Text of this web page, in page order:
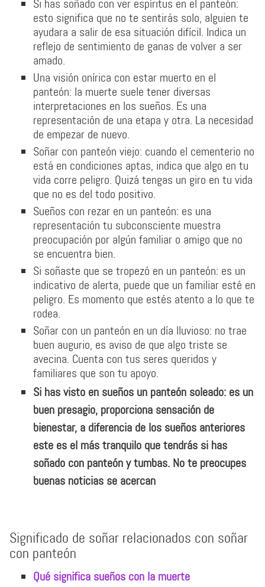
Si has soñado con ver espíritus en el panteón:
esto significa que no te sentirás solo, alguien te
ayudara a salir de esa situación difícil. Indica un
reflejo de sentimiento de ganas de volver a ser
amado.
Una visión onírica con estar muerto en el
panteón: la muerte suele tener diversas
interpretaciones en los sueños. Es una
representación de una etapa y otra. La necesidad
de empezar de nuevo.
Soñar con panteón viejo: cuando el cementerio no
está en condiciones aptas, indica que algo en tu
vida corre peligro. Quizá tengas un giro en tu vida
que no es del todo positivo.
Sueños con rezar en un panteón: es una
representación tu subconsciente muestra
preocupación por algún familiar o amigo que no
se encuentra bien.
Si soñaste que se tropezó en un panteón: es un
indicativo de alerta, puede que un familiar esté en
peligro. Es momento que estés atento a lo que te
rodea.
Soñar con un panteón en un día lluvioso: no trae
buen augurio, es aviso de que algo triste se
avecina. Cuenta con tus seres queridos y
familiares que son tu apoyo.
Si has visto en sueños un panteón soleado: es un
buen presagio, proporciona sensación de
bienestar, a diferencia de los sueños anteriores
este es el más tranquilo que tendrás si has
soñado con panteón y tumbas. No te preocupes
buenas noticias se acercan
Significado de soñar relacionados con soñar
con panteón
Qué significa sueños con la muerte